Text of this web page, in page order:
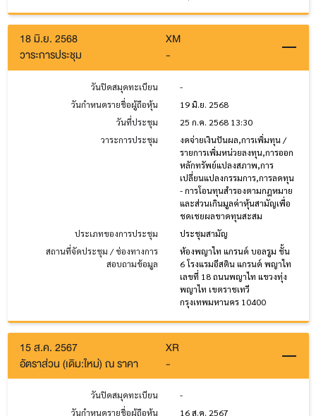
18 มิ.ย. 2568
XM
วาระการประชุม
-
วันปิดสมุดทะเบียน
-
วันกำหนดรายชื่อผู้ถือหุ้น
19 มิ.ย. 2568
วันที่ประชุม
25 ก.ค. 2568 13:30
วาระการประชุม
งดจ่ายเงินปันผล,การเพิ่มทุน /
รายการเพิ่มหน่วยลงทุน,การออก
หลักทรัพย์แปลงสภาพ,การ
เปลี่ยนแปลงกรรมการ,การลดทุน
- การโอนทุนสำรองตามกฎหมาย
และส่วนเกินมูลค่าหุ้นสามัญเพื่อ
ชดเชยผลขาดทุนสะสม
ประเภทของการประชุม
ประชุมสามัญ
สถานที่จัดประชุม / ช่องทางการ
สอบถามข้อมูล
ห้องพญาไท แกรนด์ บอลรูม ชั้น
6 โรงแรมอีสติน แกรนด์ พญาไท
เลขที่ 18 ถนนพญาไท แขวงทุ่ง
พญาไท เขตราชเทวี
กรุงเทพมหานคร 10400
15 ส.ค. 2567
XR
อัตราส่วน (เดิม:ใหม่) ณ ราคา
-
วันปิดสมุดทะเบียน
-
วันกำหนดรายชื่อผู้ถือหุ้น
16 ส.ค. 2567